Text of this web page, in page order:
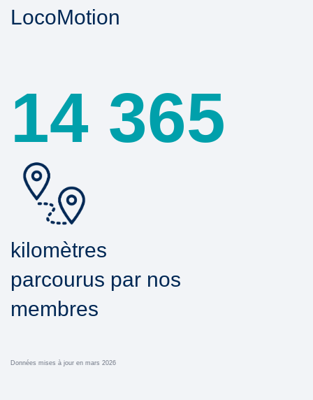
LocoMotion
14 365
kilomètres
parcourus par nos
membres
Données mises à jour en mars 2026